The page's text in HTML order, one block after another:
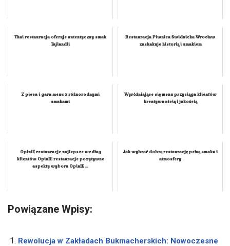
Thai restauracja oferuje autentyczny smak
Tajlandii
Restauracja Piwnica Świdnicka Wrocław
zaskakuje historią i smakiem
Z pieca i gara menu z różnorodnymi
smakami
Wyróżniające się menu przyciąga klientów
kreatywnością i jakością
OpinIE restauracje najlepsze według
klientów OpinIE restauracje pozytywne
aspekty wyboru OpinIE ...
Jak wybrać dobrą restaurację pełną smaku i
atmosfery
Powiązane Wpisy:
Rewolucja w Zakładach Bukmacherskich: Nowoczesne